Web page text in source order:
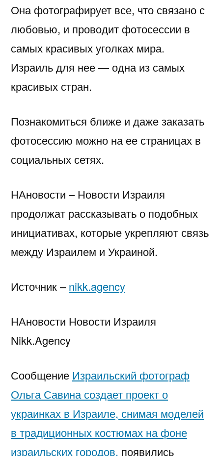
Она фотографирует все, что связано с
любовью, и проводит фотосессии в
самых красивых уголках мира.
Израиль для нее — одна из самых
красивых стран.
Познакомиться ближе и даже заказать
фотосессию можно на ее страницах в
социальных сетях.
НАновости – Новости Израиля
продолжат рассказывать о подобных
инициативах, которые укрепляют связь
между Израилем и Украиной.
Источник –nikk.agency
НАновости Новости Израиля
Nikk.Agency
Сообщение Израильский фотограф
Ольга Савина создает проект о
украинках в Израиле, снимая моделей
в традиционных костюмах на фоне
израильских городов. появились